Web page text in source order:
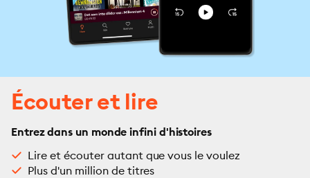
Écouter et lire
Entrez dans un monde infini d'histoires
Lire et écouter autant que vous le voulez
Plus d'un million de titres